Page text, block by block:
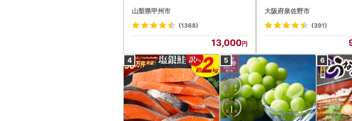
472 FN-Limited-VO シャインマス
カット フルーツ
山梨県甲州市
(1368)
13,000
大阪府泉佐野市
(391)